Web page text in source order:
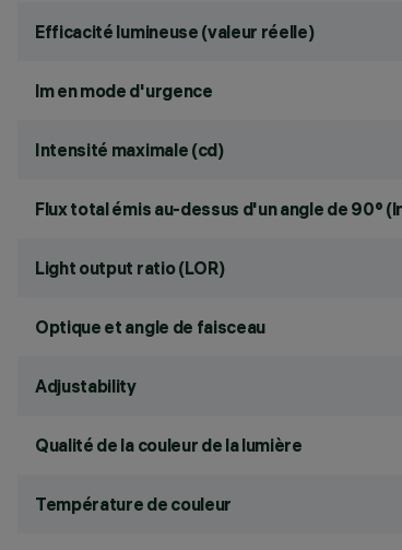
Efficacité lumineuse (valeur réelle)
lm en mode d'urgence
Intensité maximale (cd)
Flux total émis au-dessus d'un angle de 90°
Light output ratio (LOR)
Optique et angle de faisceau
Adjustability
Qualité de la couleur de la lumière
Température de couleur